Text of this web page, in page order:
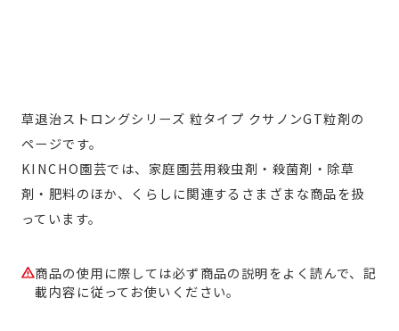
草退治ストロングシリーズ 粒タイプ クサノンGT粒剤の
ページです。
KINCHO園芸では、家庭園芸用殺虫剤・殺菌剤・除草
剤・肥料のほか、くらしに関連するさまざまな商品を扱
っています。
商品の使用に際しては必ず商品の説明をよく読んで、記
載内容に従ってお使いください。